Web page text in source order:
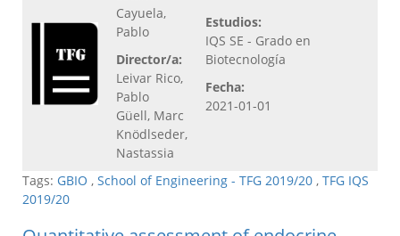
Cayuela,
Pablo
Director/a:
Leivar Rico,
Pablo
Güell, Marc
Knödlseder,
Nastassia
Estudios:
IQS SE - Grado en
Biotecnología
Fecha:
2021-01-01
Tags: GBIO , School of Engineering - TFG 2019/20 , TFG IQS
2019/20